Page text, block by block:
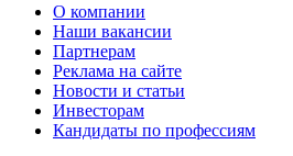
О компании
Наши вакансии
Партнерам
Реклама на сайте
Новости и статьи
Инвесторам
Кандидаты по профессиям